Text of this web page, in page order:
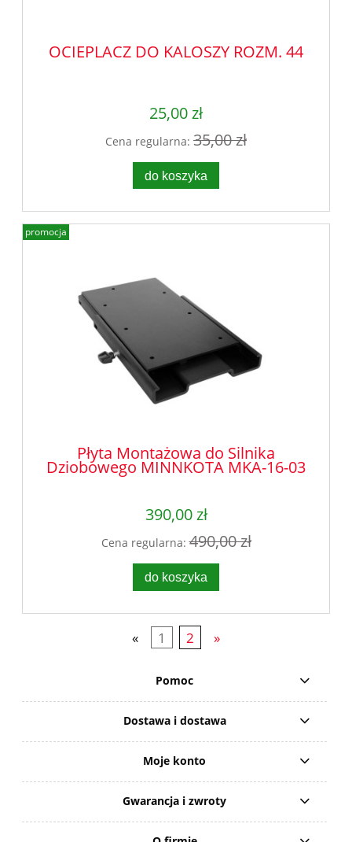
OCIEPLACZ DO KALOSZY ROZM. 44
25,00 zł
Cena regularna: 35,00 zł
do koszyka
Płyta Montażowa do Silnika
Dziobowego MINNKOTA MKA-16-03
390,00 zł
Cena regularna:490,00 zł
do koszyka
promocja
« 1 2 »
Pomoc
Dostawa i dostawa
Moje konto
Gwarancja i zwroty